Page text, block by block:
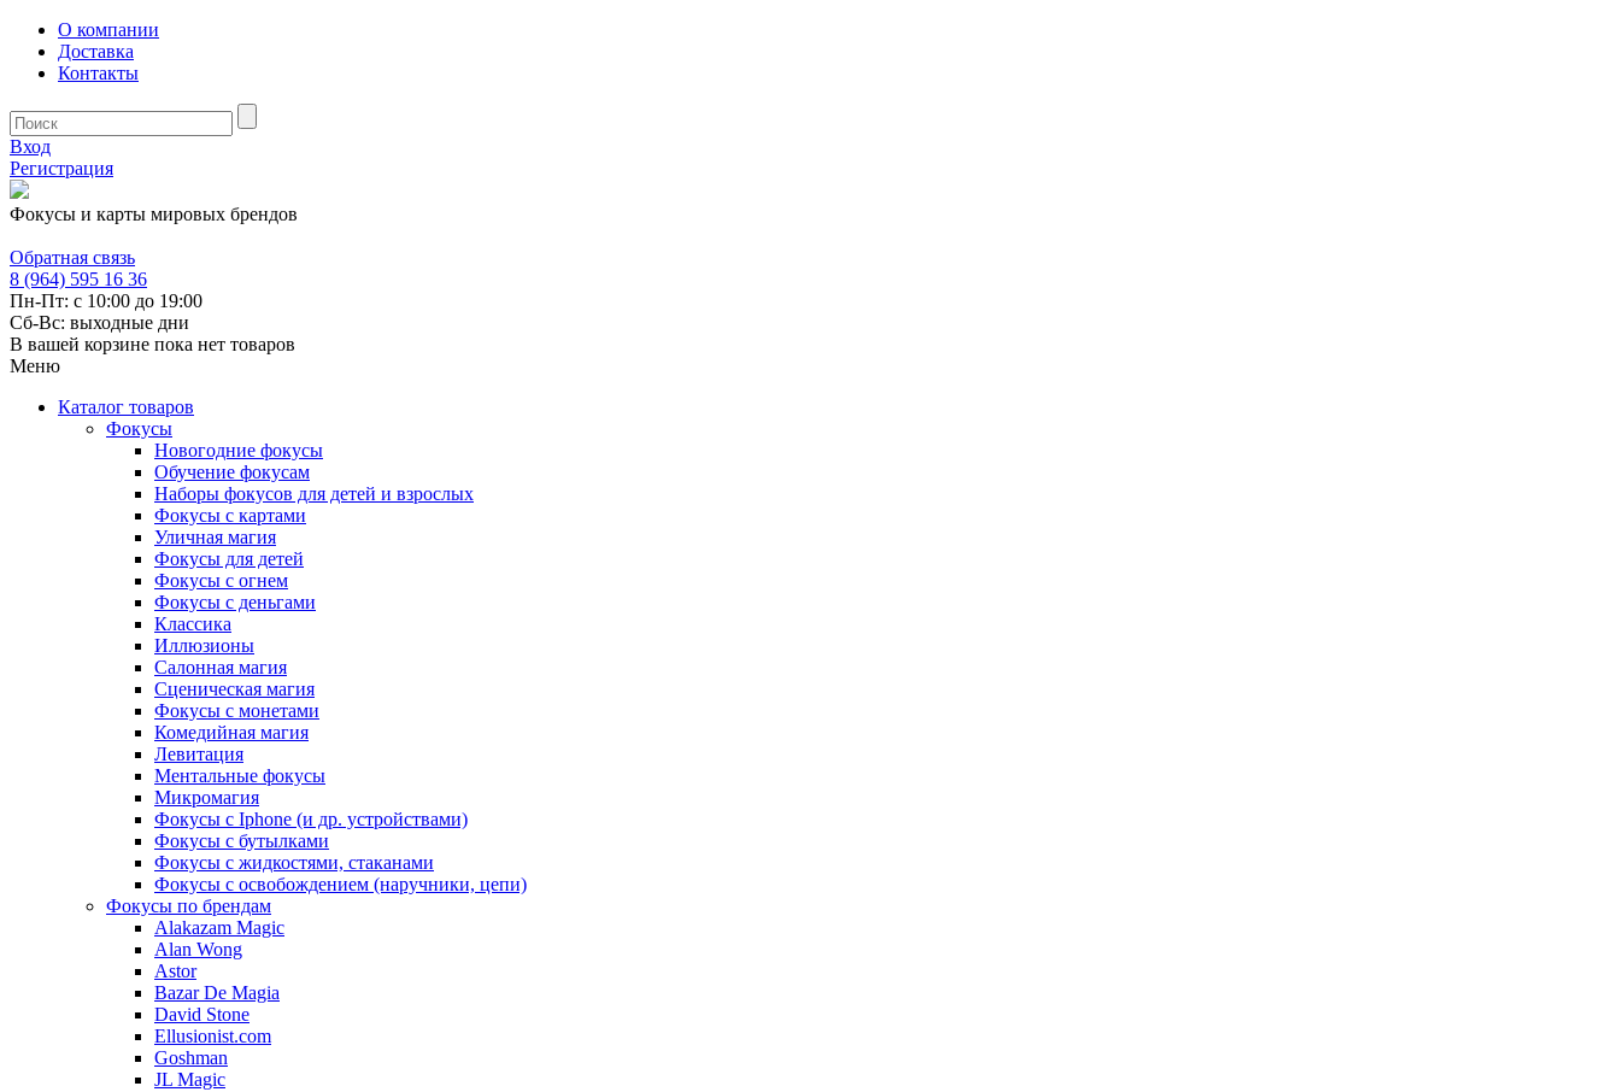
О компании
Доставка
Контакты
Вход
Регистрация
Фокусы и карты мировых брендов
Обратная связь
8 (964) 595 16 36
Пн-Пт: с 10:00 до 19:00
Сб-Вс: выходные дни
В вашей корзине пока нет товаров
Меню
Каталог товаров
Фокусы
Новогодние фокусы
Обучение фокусам
Наборы фокусов для детей и взрослых
Фокусы с картами
Уличная магия
Фокусы для детей
Фокусы с огнем
Фокусы с деньгами
Классика
Иллюзионы
Салонная магия
Сценическая магия
Фокусы с монетами
Комедийная магия
Левитация
Ментальные фокусы
Микромагия
Фокусы с Iphone (и др. устройствами)
Фокусы с бутылками
Фокусы с жидкостями, стаканами
Фокусы с освобождением (наручники, цепи)
Фокусы по брендам
Alakazam Magic
Alan Wong
Astor
Bazar De Magia
David Stone
Ellusionist.com
Goshman
JL Magic